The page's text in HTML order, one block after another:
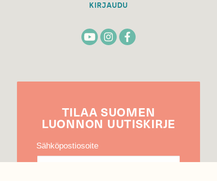
KIRJAUDU
TILAA SUOMEN
LUONNON UUTIS­KIRJE
Sähköpostiosoite